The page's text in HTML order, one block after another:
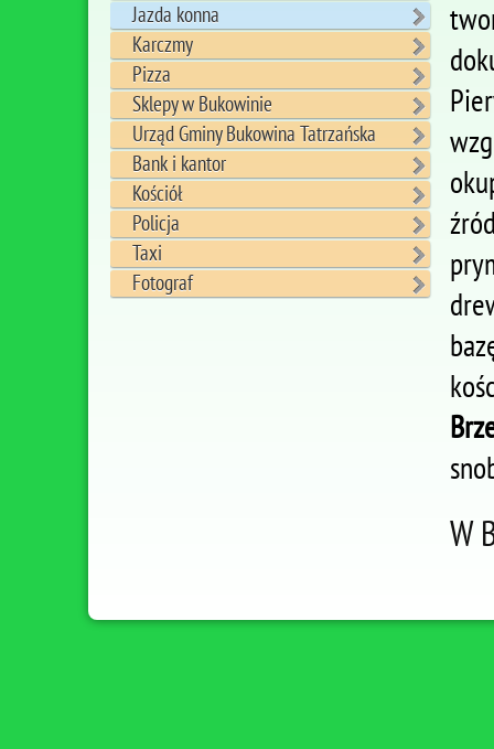
Jazda konna
Karczmy
Pizza
Sklepy w Bukowinie
Urząd Gminy Bukowina Tatrzańska
Bank i kantor
Kościół
Policja
Taxi
Fotograf
W